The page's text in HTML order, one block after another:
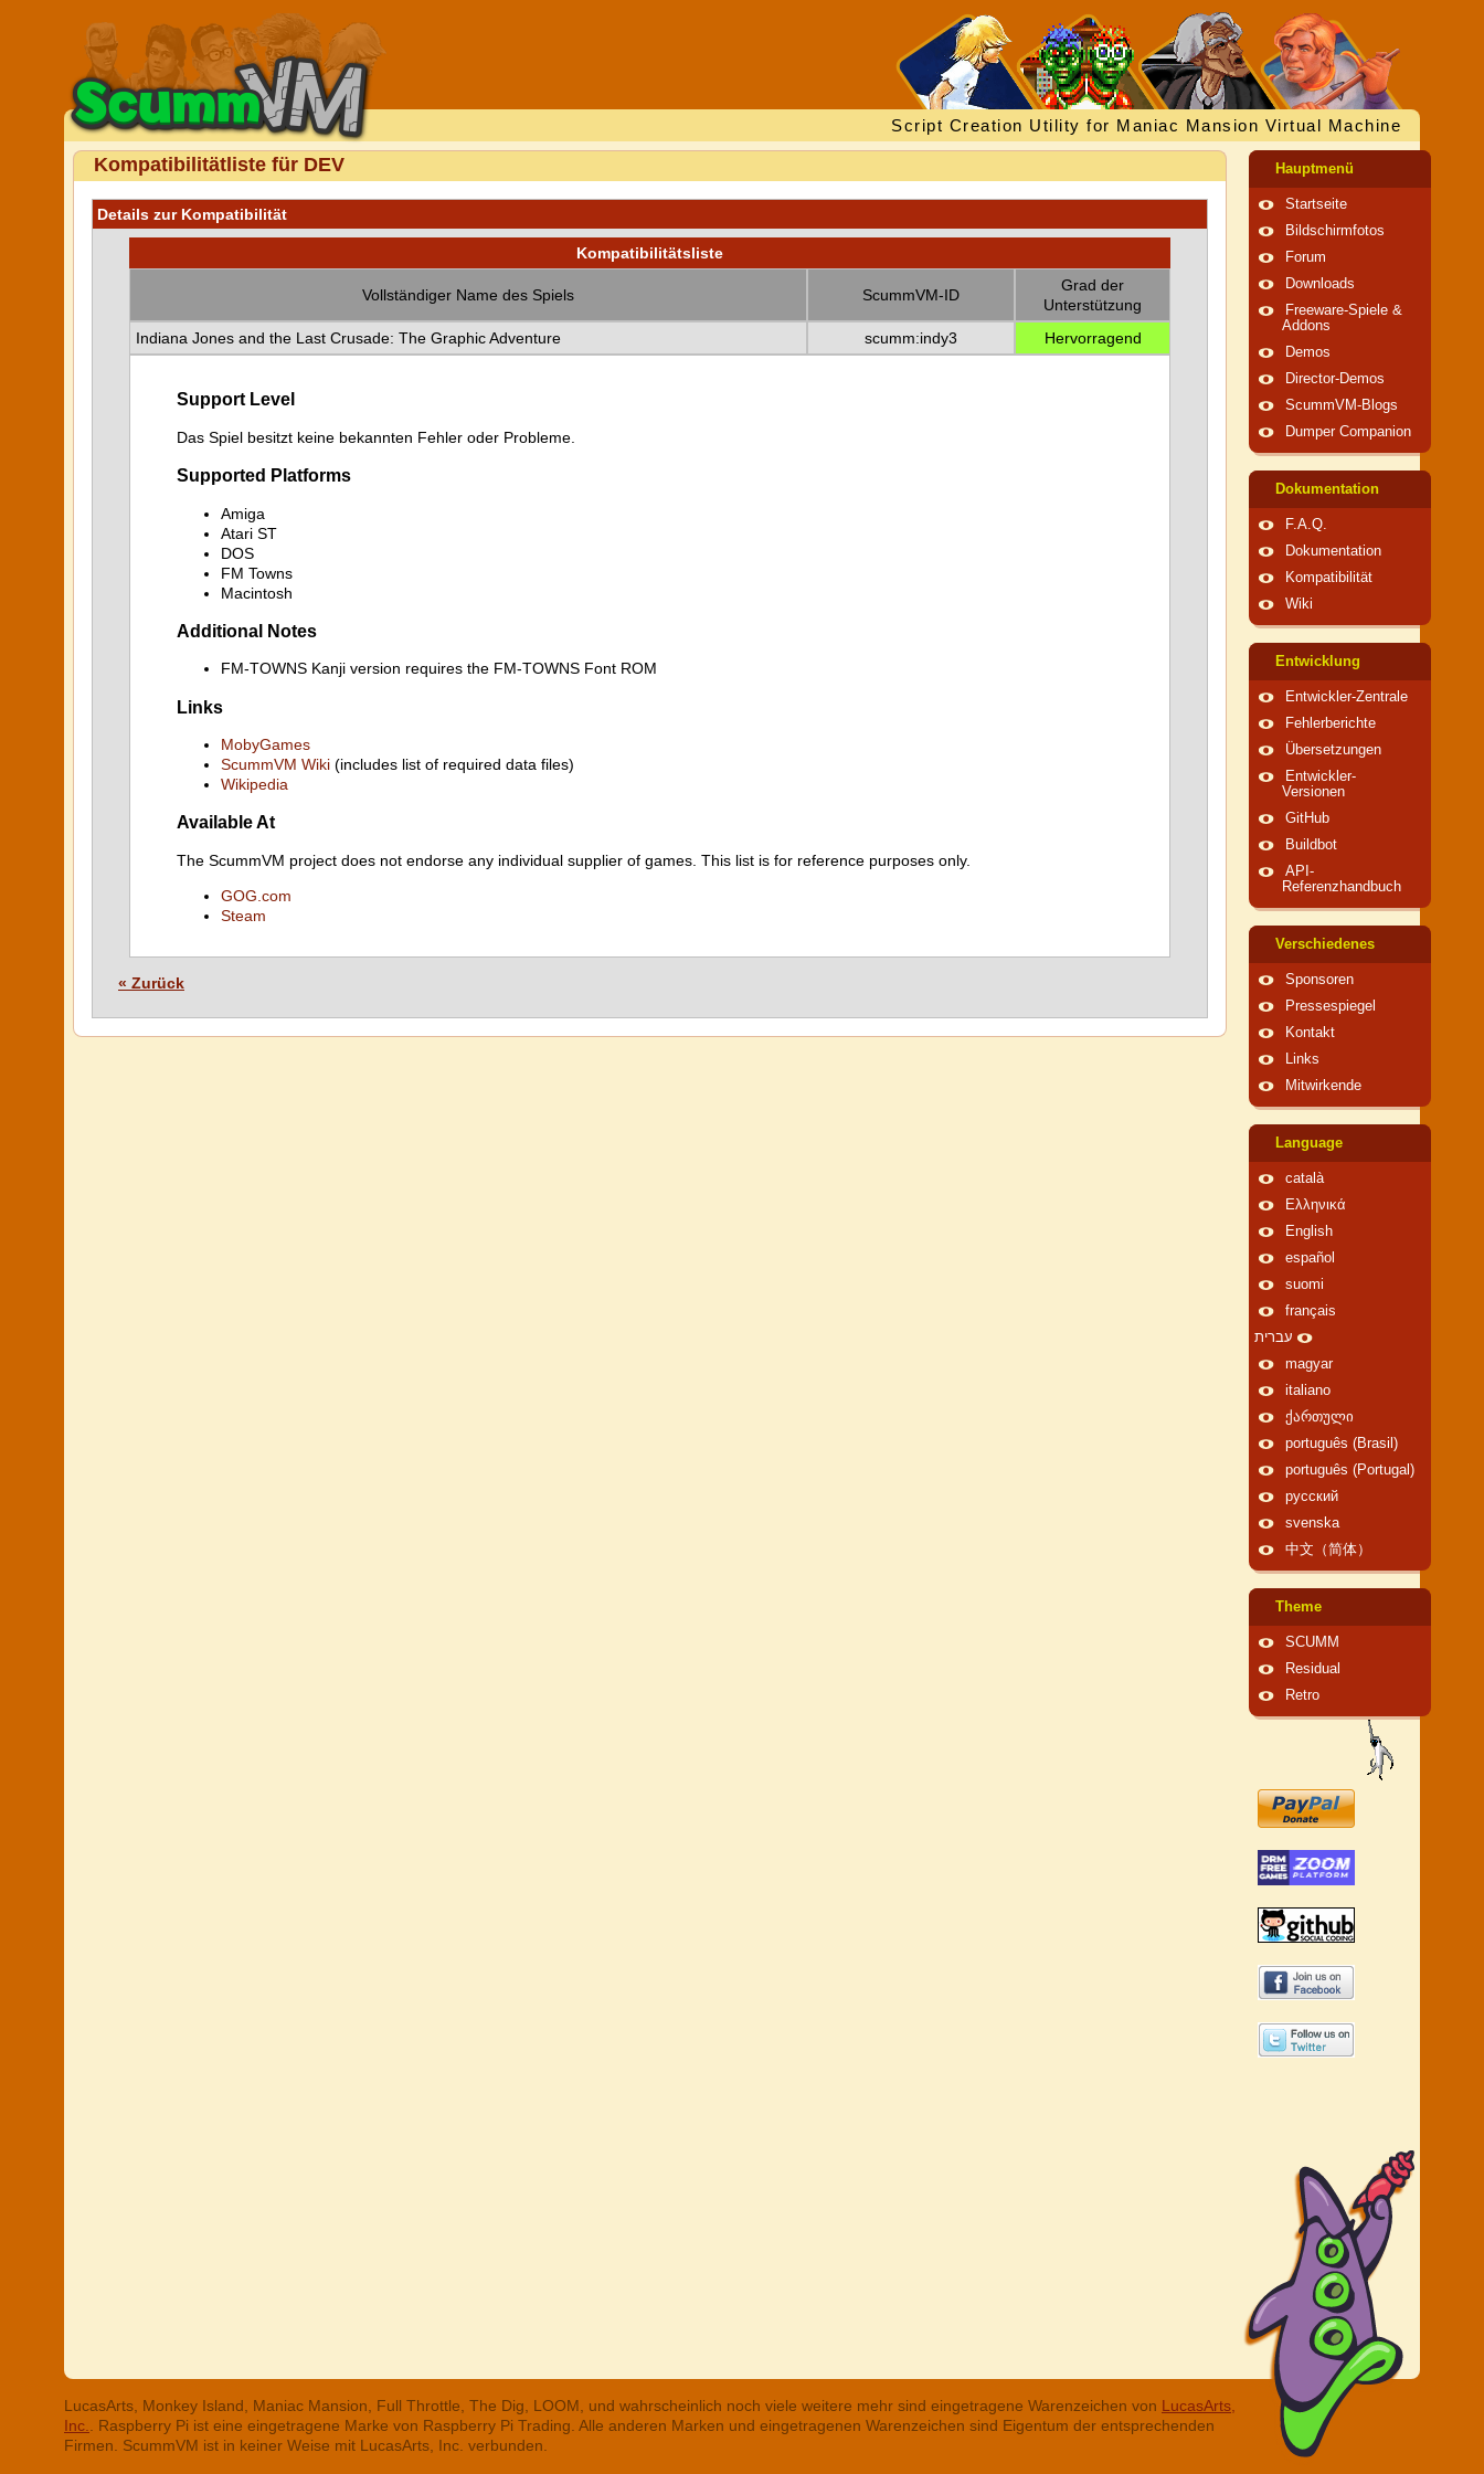
Script Creation Utility for Maniac Mansion Virtual Machine
Kompatibilitätliste für DEV
Details zur Kompatibilität
Kompatibilitätsliste
Vollständiger Name des Spiels ScummVM-ID
Grad der
Unterstützung
Indiana Jones and the Last Crusade: The Graphic Adventure
scumm:indy3 Hervorragend
Support Level
Das Spiel besitzt keine bekannten Fehler oder Probleme.
Supported Platforms
Amiga
Atari ST
DOS
FM Towns
Macintosh
Additional Notes
FM-TOWNS Kanji version requires the FM-TOWNS Font ROM
Links
MobyGames
ScummVM Wiki (includes list of required data files)
Wikipedia
Available At
The ScummVM project does not endorse any individual supplier of games. This list is for reference purposes only.
GOG.com
Steam
« Zurück
Hauptmenü
Startseite
Bildschirmfotos
Forum
Downloads
Freeware-Spiele &
Addons
Demos
Director-Demos
ScummVM-Blogs
Dumper Companion
Dokumentation
F.A.Q.
Dokumentation
Kompatibilität
Wiki
Entwicklung
Entwickler-Zentrale
Fehlerberichte
Übersetzungen
Entwickler-
Versionen
GitHub
Buildbot
API-
Referenzhandbuch
Verschiedenes
Sponsoren
Pressespiegel
Kontakt
Links
Mitwirkende
Language
català
Ελληνικά
English
español
suomi
français
עברית
magyar
italiano
ქართული
português (Brasil)
português (Portugal)
русский
svenska
中文（简体）
Theme
SCUMM
Residual
Retro
LucasArts, Monkey Island, Maniac Mansion, Full Throttle, The Dig, LOOM, und wahrscheinlich noch viele weitere mehr sind eingetragene Warenzeichen von LucasArts,
Inc.
. Raspberry Pi ist eine eingetragene Marke von Raspberry Pi Trading. Alle anderen Marken und eingetragenen Warenzeichen sind Eigentum der entsprechenden
Firmen. ScummVM ist in keiner Weise mit LucasArts, Inc. verbunden.